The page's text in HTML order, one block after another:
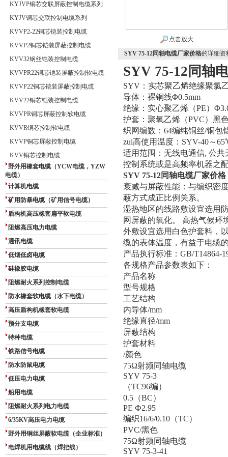
KYJVP铜芯交联屏蔽控制电缆系列
KYJV铜芯交联控制电缆系列
KVVP2-22铜芯铠装控制电缆
KVVP2铜芯铠装屏蔽控制电缆
KVV32钢丝铠装控制电缆
KVVPR22铜芯铠装屏蔽控制软电缆
KVVP22铜芯铠装屏蔽控制电缆
KVV22铜芯铠装控制电缆
KVVPR铜芯屏蔽控制软电缆
KVVR铜芯控制软电缆
KVVP铜芯屏蔽控制电缆
KVV铜芯控制电缆
野外用橡套电缆（YCW电缆，YZW
电缆）
计算机电缆
矿用防暴电缆（矿用信号电缆）
盾构机高压橡套扁平软电缆
阻燃高压电力电缆
通讯电缆
低烟低卤电缆
硅橡胶电缆
阻燃耐火系列控制电缆
防水橡套软电缆（水下电缆）
高压盾构机橡套软电缆
预分支电缆
特种电缆
铁路信号电缆
防水防鼠电缆
低压电力电缆
船用电缆
阻燃耐火系列电力电缆
6/35KV高压电力电缆
野外用铜丝屏蔽软电缆（企业标准）
电焊机用电缆线（焊把线）
点击放大
SYV 75-12同轴电缆厂家价格的详细资
SYV 75-12同轴
SYV：实芯聚乙烯绝缘聚氯
导体：裸铜线Φ0.5mm
绝缘：实心聚乙烯（PE）
护套：聚氧乙烯（PVC）黑
织网编数：64编纯铜丝/铜包
zui高使用温度：SYV-40～
适用范围：无线电通信, 公
控制系统或是高频率机器之
SYV 75-12同轴电缆厂家价格
衰减与屏蔽性能：与编织密
蔽方式成正比例关系。
湿热地区的线路敷设宜选用
网屏蔽的氧化。 高热气候环
外敷设宜选用白色护套料，
缆的表体温度，有益于电缆
产品执行标准：GB/T14864-
各规格产品参数表如下：
产品名称
型号规格
工艺结构
内导体/mm
绝缘直径/mm
屏蔽结构
护套材料
/颜色
75Ω射频同轴电缆
SYV 75-3
（TC96编）
0.5（BC）
PE Ф2.95
编织16/6/0.10（TC）
PVC/黑色
75Ω射频同轴电缆
SYV 75-3-41